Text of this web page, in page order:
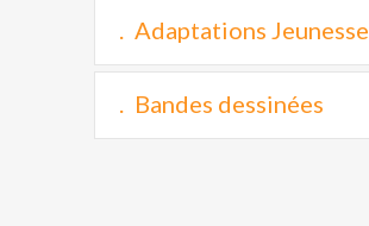
Adaptations Jeunesse
Bandes dessinées